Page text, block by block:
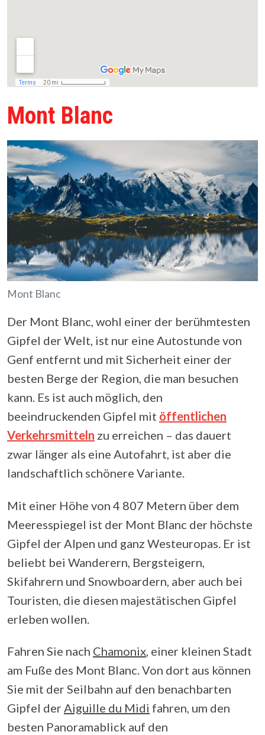
Mont Blanc
Mont Blanc
Der Mont Blanc, wohl einer der berühmtesten
Gipfel der Welt, ist nur eine Autostunde von
Genf entfernt und mit Sicherheit einer der
besten Berge der Region, die man besuchen
kann. Es ist auch möglich, den
beeindruckenden Gipfel mit öffentlichen
Verkehrsmitteln zu erreichen – das dauert
zwar länger als eine Autofahrt, ist aber die
landschaftlich schönere Variante.
Mit einer Höhe von 4 807 Metern über dem
Meeresspiegel ist der Mont Blanc der höchste
Gipfel der Alpen und ganz Westeuropas. Er ist
beliebt bei Wanderern, Bergsteigern,
Skifahrern und Snowboardern, aber auch bei
Touristen, die diesen majestätischen Gipfel
erleben wollen.
Fahren Sie nach Chamonix, einer kleinen Stadt
am Fuße des Mont Blanc. Von dort aus können
Sie mit der Seilbahn auf den benachbarten
Gipfel der Aiguille du Midi fahren, um den
besten Panoramablick auf den